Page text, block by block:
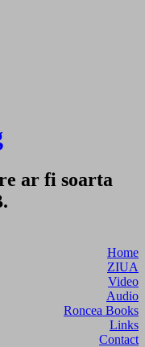
ar fi soarta
Home
ZIUA
Video
Audio
Roncea Books
Links
Contact